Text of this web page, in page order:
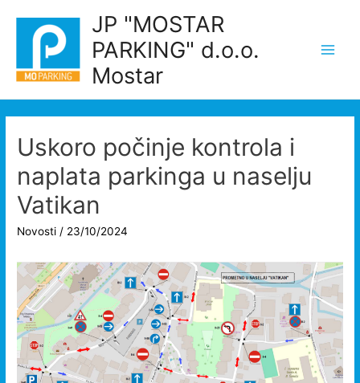
JP "MOSTAR
PARKING" d.o.o.
Mostar
Uskoro počinje kontrola i
naplata parkinga u naselju
Vatikan
Novosti / 23/10/2024